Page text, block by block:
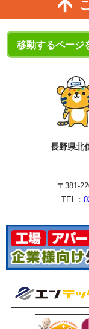
長野県北
〒381-
TEL：